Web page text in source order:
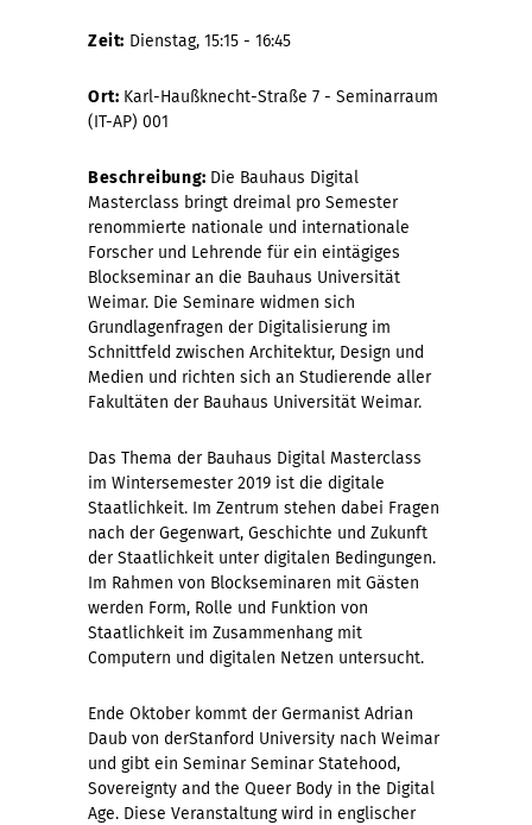
Zeit: Dienstag, 15:15 - 16:45
Ort: Karl-Haußknecht-Straße 7 - Seminarraum
(IT-AP) 001
Beschreibung: Die Bauhaus Digital
Masterclass bringt dreimal pro Semester
renommierte nationale und internationale
Forscher und Lehrende für ein eintägiges
Blockseminar an die Bauhaus Universität
Weimar. Die Seminare widmen sich
Grundlagenfragen der Digitalisierung im
Schnittfeld zwischen Architektur, Design und
Medien und richten sich an Studierende aller
Fakultäten der Bauhaus Universität Weimar.
Das Thema der Bauhaus Digital Masterclass
im Wintersemester 2019 ist die digitale
Staatlichkeit. Im Zentrum stehen dabei Fragen
nach der Gegenwart, Geschichte und Zukunft
der Staatlichkeit unter digitalen Bedingungen.
Im Rahmen von Blockseminaren mit Gästen
werden Form, Rolle und Funktion von
Staatlichkeit im Zusammenhang mit
Computern und digitalen Netzen untersucht.
Ende Oktober kommt der Germanist Adrian
Daub von derStanford University nach Weimar
und gibt ein Seminar Seminar Statehood,
Sovereignty and the Queer Body in the Digital
Age. Diese Veranstaltung wird in englischer